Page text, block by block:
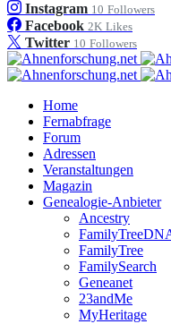
Instagram 10 Followers
Facebook 2K Likes
Twitter 10 Followers
Home
Fernabfrage
Forum
Adressen
Veranstaltungen
Magazin
Genealogie-Anbieter
Ancestry
FamilyTree
FamilySearch
Geneanet
23andMe
MyHeritage